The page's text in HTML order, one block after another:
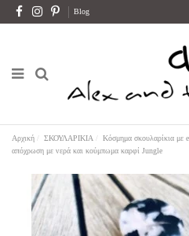
Blog
Αρχική ΣΚΟΥΛΑΡΙΚΙΑ
Κόσμημα σκουλαρίκια με
απόχρωση με νερά και κούμπωμα καρφί Jungle